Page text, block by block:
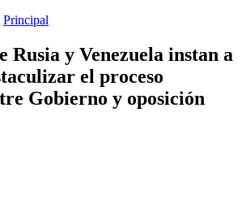
Principal
Rusia y Venezuela instan a
el proceso
Gobierno y oposición